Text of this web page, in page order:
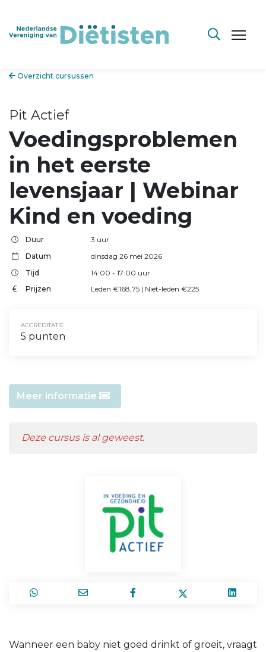
Overzicht cursussen
Pit Actief
Voedingsproblemen
in het eerste
levensjaar | Webinar
Kind en voeding
Duur
3 uur
Datum
dinsdag 26 mei 2026
Tijd
14:00 - 17:00 uur
Prijzen
Leden €168,75 | Niet-leden €225
ACCREDITATIE
5 punten
Meer informatie
Deze cursus is al geweest.
Wanneer een baby niet goed drinkt of groeit, vraagt